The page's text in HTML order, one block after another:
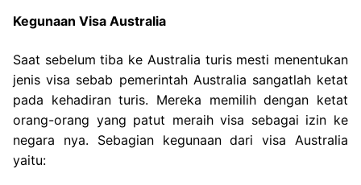
Kegunaan Visa Australia
Saat sebelum tiba ke Australia turis mesti menentukan
jenis visa sebab pemerintah Australia sangatlah ketat
pada kehadiran turis. Mereka memilih dengan ketat
orang-orang yang patut meraih visa sebagai izin ke
negara nya. Sebagian kegunaan dari visa Australia
yaitu: